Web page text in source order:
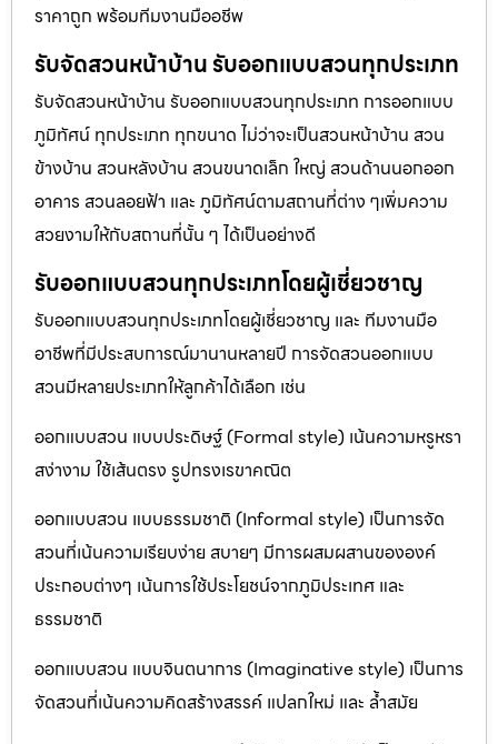
ราคาถูก พร้อมทีมงานมืออชีพ
รับจัดสวนหน้าบ้าน รับออกแบบสวนทุกประเภท
รับจัดสวนหน้าบ้าน รับออกแบบสวนทุกประเภท การออกแบบ
ภูมิทัศน์ ทุกประเภท ทุกขนาด ไม่ว่าจะเป็นสวนหน้าบ้าน สวน
ข้างบ้าน สวนหลังบ้าน สวนขนาดเล็ก ใหญ่ สวนด้านนอกออก
อาคาร สวนลอยฟ้า และ ภูมิทัศน์ตามสถานที่ต่าง ๆเพิ่มความ
สวยงามให้กับสถานที่นั้น ๆ ได้เป็นอย่างดี
รับออกแบบสวนทุกประเภทโดยผู้เชี่ยวชาญ
รับออกแบบสวนทุกประเภทโดยผู้เชี่ยวชาญ และ ทีมงานมือ
อาชีพที่มีประสบการณ์มานานหลายปี การจัดสวนออกแบบ
สวนมีหลายประเภทให้ลูกค้าได้เลือก เช่น
ออกแบบสวน แบบประดิษฐ์ (Formal style) เน้นความหรูหรา
สง่างาม ใช้เส้นตรง รูปทรงเรขาคณิต
ออกแบบสวน แบบธรรมชาติ (Informal style) เป็นการจัด
สวนที่เน้นความเรียบง่าย สบายๆ มีการผสมผสานขององค์
ประกอบต่างๆ เน้นการใช้ประโยชน์จากภูมิประเทศ และ
ธรรมชาติ
ออกแบบสวน แบบจินตนาการ (Imaginative style) เป็นการ
จัดสวนที่เน้นความคิดสร้างสรรค์ แปลกใหม่ และ ล้ำสมัย